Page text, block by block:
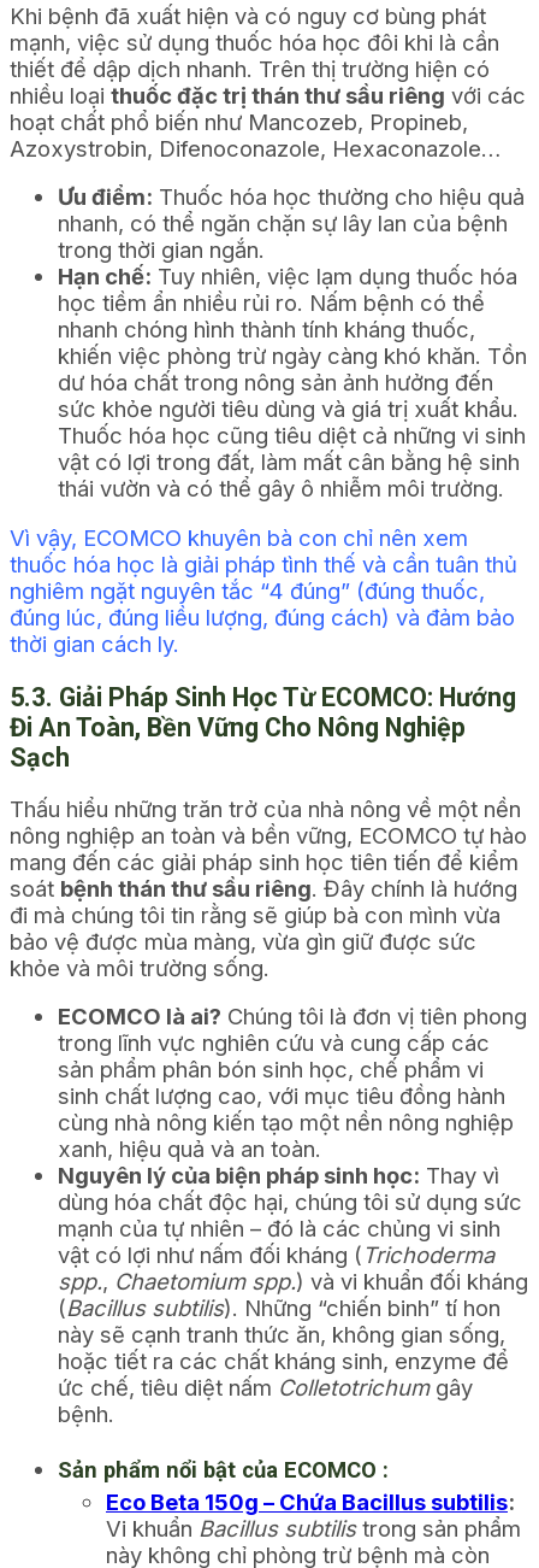
Khi bệnh đã xuất hiện và có nguy cơ bùng phát
mạnh, việc sử dụng thuốc hóa học đôi khi là cần
thiết để dập dịch nhanh. Trên thị trường hiện có
nhiều loại thuốc đặc trị thán thư sầu riêng với các
hoạt chất phổ biến như Mancozeb, Propineb,
Azoxystrobin, Difenoconazole, Hexaconazole…
Ưu điểm: Thuốc hóa học thường cho hiệu quả
nhanh, có thể ngăn chặn sự lây lan của bệnh
trong thời gian ngắn.
Hạn chế: Tuy nhiên, việc lạm dụng thuốc hóa
học tiềm ẩn nhiều rủi ro. Nấm bệnh có thể
nhanh chóng hình thành tính kháng thuốc,
khiến việc phòng trừ ngày càng khó khăn. Tồn
dư hóa chất trong nông sản ảnh hưởng đến
sức khỏe người tiêu dùng và giá trị xuất khẩu.
Thuốc hóa học cũng tiêu diệt cả những vi sinh
vật có lợi trong đất, làm mất cân bằng hệ sinh
thái vườn và có thể gây ô nhiễm môi trường.
Vì vậy, ECOMCO khuyên bà con chỉ nên xem
thuốc hóa học là giải pháp tình thế và cần tuân thủ
nghiêm ngặt nguyên tắc “4 đúng” (đúng thuốc,
đúng lúc, đúng liều lượng, đúng cách) và đảm bảo
thời gian cách ly.
5.3. Giải Pháp Sinh Học Từ ECOMCO: Hướng
Đi An Toàn, Bền Vững Cho Nông Nghiệp
Sạch
Thấu hiểu những trăn trở của nhà nông về một nền
nông nghiệp an toàn và bền vững, ECOMCO tự hào
mang đến các giải pháp sinh học tiên tiến để kiểm
soát bệnh thán thư sầu riêng. Đây chính là hướng
đi mà chúng tôi tin rằng sẽ giúp bà con mình vừa
bảo vệ được mùa màng, vừa gìn giữ được sức
khỏe và môi trường sống.
ECOMCO là ai? Chúng tôi là đơn vị tiên phong
trong lĩnh vực nghiên cứu và cung cấp các
sản phẩm phân bón sinh học, chế phẩm vi
sinh chất lượng cao, với mục tiêu đồng hành
cùng nhà nông kiến tạo một nền nông nghiệp
xanh, hiệu quả và an toàn.
Nguyên lý của biện pháp sinh học: Thay vì
dùng hóa chất độc hại, chúng tôi sử dụng sức
mạnh của tự nhiên – đó là các chủng vi sinh
vật có lợi như nấm đối kháng ( Trichoderma
spp., Chaetomium spp.) và vi khuẩn đối kháng
(Bacillus subtilis). Những “chiến binh” tí hon
này sẽ cạnh tranh thức ăn, không gian sống,
hoặc tiết ra các chất kháng sinh, enzyme để
ức chế, tiêu diệt nấm Colletotrichumgây
bệnh.
Sản phẩm nổi bật của ECOMCO :
Eco Beta 150g – Chứa Bacillus subtilis:
Vi khuẩn Bacillus subtilistrong sản phẩm
này không chỉ phòng trừ bệnh mà còn